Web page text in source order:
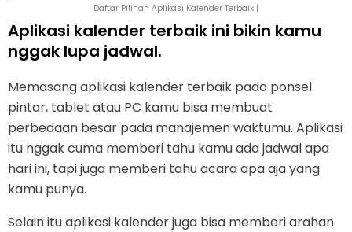
Daftar Pilihan Aplikasi Kalender Terbaik |
Aplikasi kalender terbaik ini bikin kamu
nggak lupa jadwal.
Memasang aplikasi kalender terbaik pada ponsel
pintar, tablet atau PC kamu bisa membuat
perbedaan besar pada manajemen waktumu. Aplikasi
itu nggak cuma memberi tahu kamu ada jadwal apa
hari ini, tapi juga memberi tahu acara apa aja yang
kamu punya.
Selain itu aplikasi kalender juga bisa memberi arahan